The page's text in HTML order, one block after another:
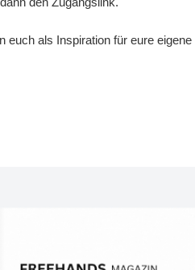
als Inspiration für eure